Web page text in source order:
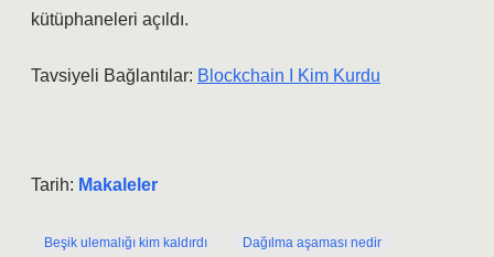
kütüphaneleri açıldı.
Tavsiyeli Bağlantılar: Blockchain I Kim Kurdu
Tarih: Makaleler
Beşik ulemalığı kim kaldırdı Dağılma aşaması nedir